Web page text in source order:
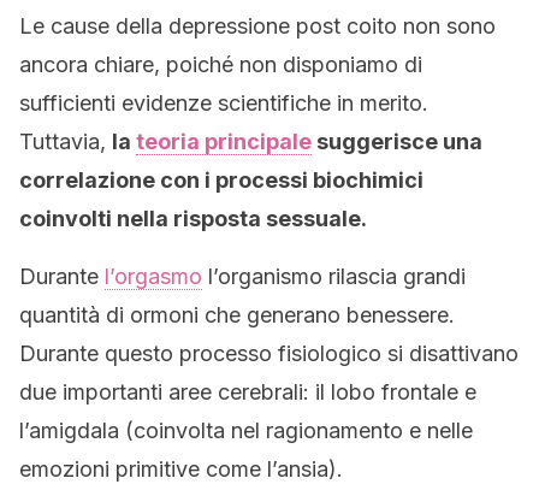
Le cause della depressione post coito non sono
ancora chiare, poiché non disponiamo di
sufficienti evidenze scientifiche in merito.
Tuttavia, la teoria principale suggerisce una
correlazione con i processi biochimici
coinvolti nella risposta sessuale.
Durante l’orgasmo l’organismo rilascia grandi
quantità di ormoni che generano benessere.
Durante questo processo fisiologico si disattivano
due importanti aree cerebrali: il lobo frontale e
l’amigdala (coinvolta nel ragionamento e nelle
emozioni primitive come l’ansia).